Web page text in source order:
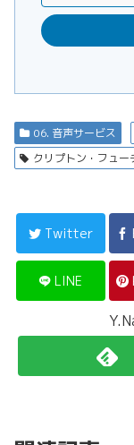
06. 音声サービス
クリプトン・フュー
Twitter
LINE